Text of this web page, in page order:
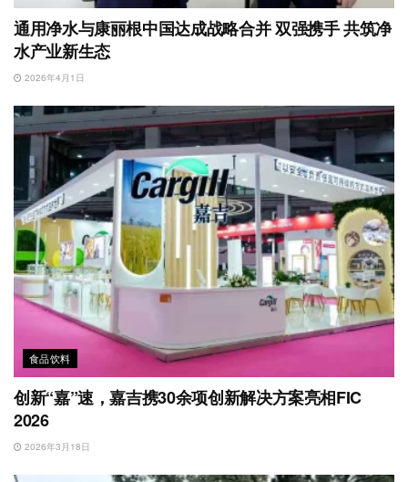
通用净水与康丽根中国达成战略合并 双强携手 共筑净
水产业新生态
2026年4月1日
食品饮料
创新“嘉”速，嘉吉携30余项创新解决方案亮相FIC
2026
2026年3月18日